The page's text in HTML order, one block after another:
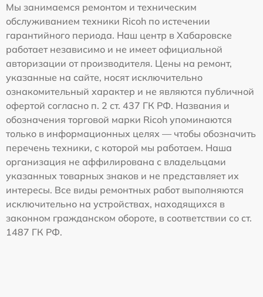
Мы занимаемся ремонтом и техническим
обслуживанием техники Ricoh по истечении
гарантийного периода. Наш центр в Хабаровске
работает независимо и не имеет официальной
авторизации от производителя. Цены на ремонт,
указанные на сайте, носят исключительно
ознакомительный характер и не являются публичной
офертой согласно п. 2 ст. 437 ГК РФ. Названия и
обозначения торговой марки Ricoh упоминаются
только в информационных целях — чтобы обозначить
перечень техники, с которой мы работаем. Наша
организация не аффилирована с владельцами
указанных товарных знаков и не представляет их
интересы. Все виды ремонтных работ выполняются
исключительно на устройствах, находящихся в
законном гражданском обороте, в соответствии со ст.
1487 ГК РФ.